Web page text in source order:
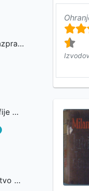
Književnosti / Eseji / Razprave / Jezik / Slovnica / Slavistika
Avtobiografije / Biografije449
Komunizem / Partizanstvo401